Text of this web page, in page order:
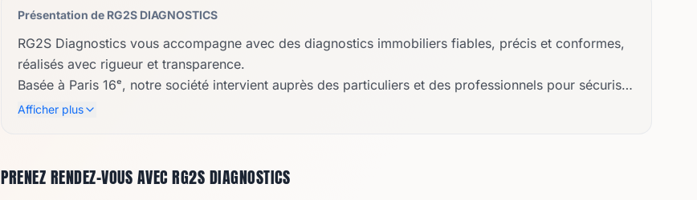
Présentation de RG2S DIAGNOSTICS
RG2S Diagnostics vous accompagne avec des diagnostics immobiliers fiables, précis et conformes,
réalisés avec rigueur et transparence.
Basée à Paris 16ᵉ, notre société intervient auprès des particuliers et des professionnels pour sécuriser
leurs projets immobiliers, avec des rapports clairs, exploitables et reconnus.
Afficher plus
PRENEZ RENDEZ-VOUS AVECRG2S DIAGNOSTICS